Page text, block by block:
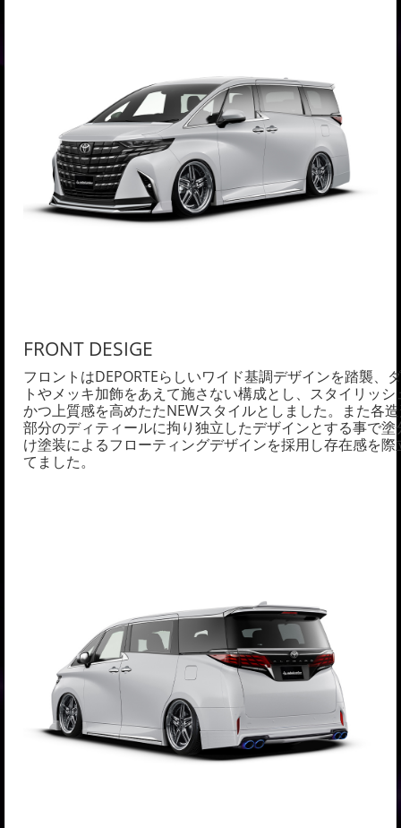
FRONT DESIGE
フロントはDEPORTEらしいワイド基調デザインを踏襲、
トやメッキ加飾をあえて施さない構成とし、スタイリッシ
かつ上質感を高めたたNEWスタイルとしました。また各
部分のディティールに拘り独立したデザインとする事で塗
け塗装によるフローティングデザインを採用し存在感を際
てました。